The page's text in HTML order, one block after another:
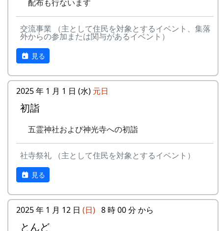
ナー制度というのがあります。
ある都会の若者が、棚田で田植えをして地元の人
に管理してもらい、収穫を楽しみに１年を過ごす
姿を想像して詩を書きました。
相棒の“うらめしあ”が曲をつけてくれて、兵庫県
のとある棚田コンサート（収穫日に田んぼでライ
ブする企画）でみんなで歌った思い出の楽曲で
す。（ポン四郎）
水と太陽の国で
9
⻩⾦の海
アンジェラ
10
帰ってきたよ
H CORPORATION
11
12 帰郷
13
14
静かに時は…
H CORPORATION
15
⽔と太陽の国で
メシアとポン四郎
バンド
16
収穫の秋に
17
棚⽥のステージへ アンジェラ
2000年 加美町〜棚⽥の秋〜 穫れたての
配布も行ないます
交流事業 （主として住民を対象とするイベント、集落
外からの参加または関与があるイベント）
見る
2025 年 1 月 1 日 (水) 元日
初詣
五霊神社および神光寺への初詣
社寺祭礼 （主として住民を対象とするイベント）
見る
2025 年 1 月 12 日 (日) 8 時 00 分 から
とんど